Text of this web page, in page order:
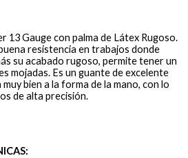
13 Gauge con palma de Látex Rugoso.
resistencia en trabajos donde
su acabado rugoso, permite tener un
mojadas. Es un guante de excelente
bien a la forma de la mano, con lo
de alta precisión.